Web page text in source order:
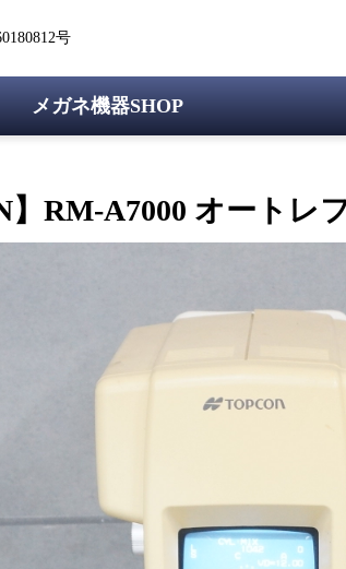
号
メガネ機器SHOP
】RM-A7000 オートレ